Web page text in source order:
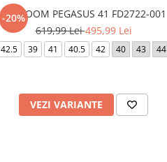
-20%
AIR ZOOM PEGASUS 41 FD2722-001
619,99 Lei495,99 Lei
42.5 39 41 40.5 42 40 43 44
VEZI VARIANTE